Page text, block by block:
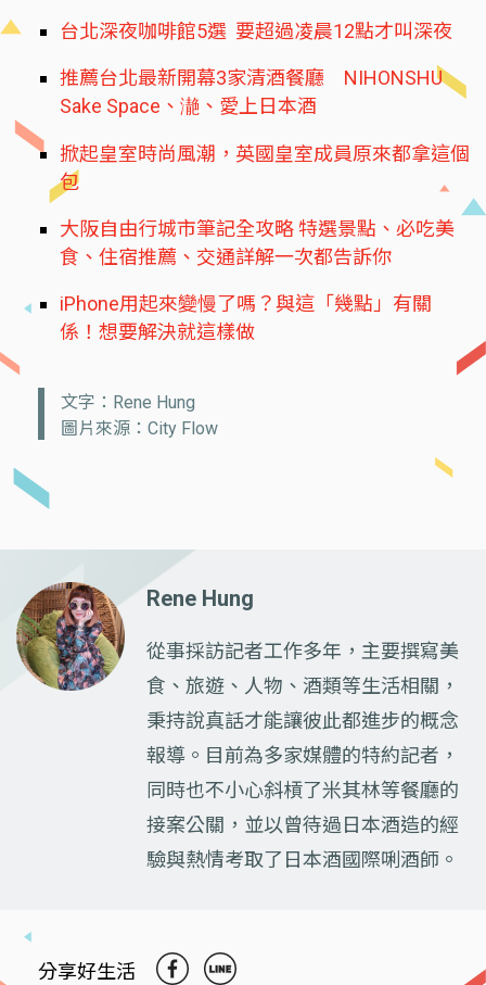
台北深夜咖啡館5選 要超過凌晨12點才叫深夜
推薦台北最新開幕3家清酒餐廳 NIHONSHU
Sake Space、濪、愛上日本酒
掀起皇室時尚風潮，英國皇室成員原來都拿這個
包
大阪自由行城市筆記全攻略 特選景點、必吃美
食、住宿推薦、交通詳解一次都告訴你
iPhone用起來變慢了嗎？與這「幾點」有關
係！想要解決就這樣做
文字：Rene Hung
圖片來源：City Flow
Rene Hung
從事採訪記者工作多年，主要撰寫美
食、旅遊、人物、酒類等生活相關，
秉持說真話才能讓彼此都進步的概念
報導。目前為多家媒體的特約記者，
同時也不小心斜槓了米其林等餐廳的
接案公關，並以曾待過日本酒造的經
驗與熱情考取了日本酒國際唎酒師。
分享好生活